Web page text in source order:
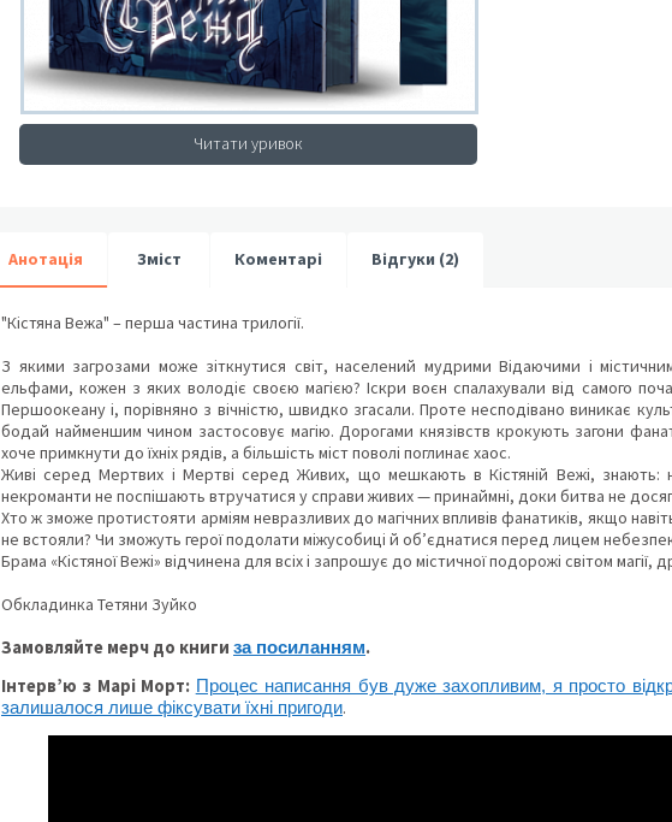
Читати уривок
Анотація Зміст Коментарі Відгуки (2)
"Кістяна Вежа" – перша частина трилогії.
З якими загрозами може зіткнутися світ, населений мудрими Відаючими і
ельфами, кожен з яких володіє своєю магією? Іскри воєн спалахували від самого
Першоокеану і, порівняно з вічністю, швидко згасали. Проте несподівано виникає
бодай найменшим чином застосовує магію. Дорогами князівств крокують загони
хоче примкнути до їхніх рядів, а більшість міст поволі поглинає хаос.
Живі серед Мертвих і Мертві серед Живих, що мешкають в Кістяній Вежі, знають:
некроманти не поспішають втручатися у справи живих — принаймні, доки битва не
Хто ж зможе протистояти арміям невразливих до магічних впливів фанатиків, якщо
не встояли? Чи зможуть герої подолати міжусобиці й об’єднатися перед лицем
Брама «Кістяної Вежі» відчинена для всіх і запрошує до містичної подорожі світом магії,
Обкладинка Тетяни Зуйко
Замовляйте мерч до книги за посиланням.
Інтервʼю з Марі Морт: Процес написання був дуже захопливим, я просто
залишалося лише фіксувати їхні пригоди.